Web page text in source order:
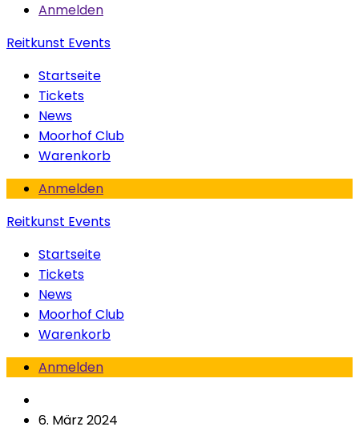
Anmelden
Reitkunst Events
Startseite
Tickets
News
Moorhof Club
Warenkorb
Anmelden
Reitkunst Events
Startseite
Tickets
News
Moorhof Club
Warenkorb
Anmelden
6. März 2024